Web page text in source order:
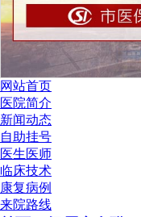
网站首页
医院简介
新闻动态
自助挂号
医生医师
临床技术
康复病例
来院路线